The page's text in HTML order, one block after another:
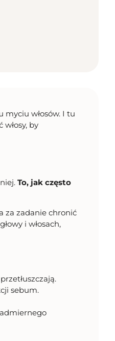
myciu włosów. I tu
by
To, jak często
za zadanie chronić
i włosach,
sebum.